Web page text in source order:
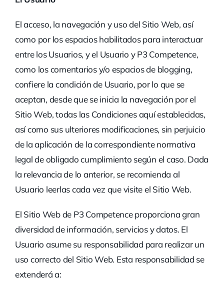
El acceso, la navegación y uso del Sitio Web, así
como por los espacios habilitados para interactuar
entre los Usuarios, y el Usuario y P3 Competence,
como los comentarios y/o espacios de blogging,
confiere la condición de Usuario, por lo que se
aceptan, desde que se inicia la navegación por el
Sitio Web, todas las Condiciones aquí establecidas,
así como sus ulteriores modificaciones, sin perjuicio
de la aplicación de la correspondiente normativa
legal de obligado cumplimiento según el caso. Dada
la relevancia de lo anterior, se recomienda al
Usuario leerlas cada vez que visite el Sitio Web.
El Sitio Web de P3 Competence proporciona gran
diversidad de información, servicios y datos. El
Usuario asume su responsabilidad para realizar un
uso correcto del Sitio Web. Esta responsabilidad se
extenderá a: